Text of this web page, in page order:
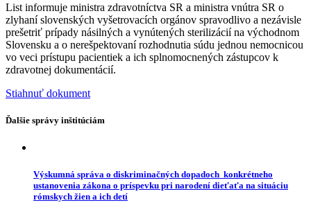
List informuje ministra zdravotníctva SR a ministra vnútra SR o
zlyhaní slovenských vyšetrovacích orgánov spravodlivo a nezávisle
prešetriť prípady násilných a vynútených sterilizácií na východnom
Slovensku a o nerešpektovaní rozhodnutia súdu jednou nemocnicou
vo veci prístupu pacientiek a ich splnomocnených zástupcov k
zdravotnej dokumentácií.
Stiahnuť dokument
Ďalšie správy inštitúciám
Výskumná správa o diskriminačných dopadoch konkrétneho
ustanovenia zákona o príspevku pri narodení dieťaťa na situáciu
rómskych žien a ich detí